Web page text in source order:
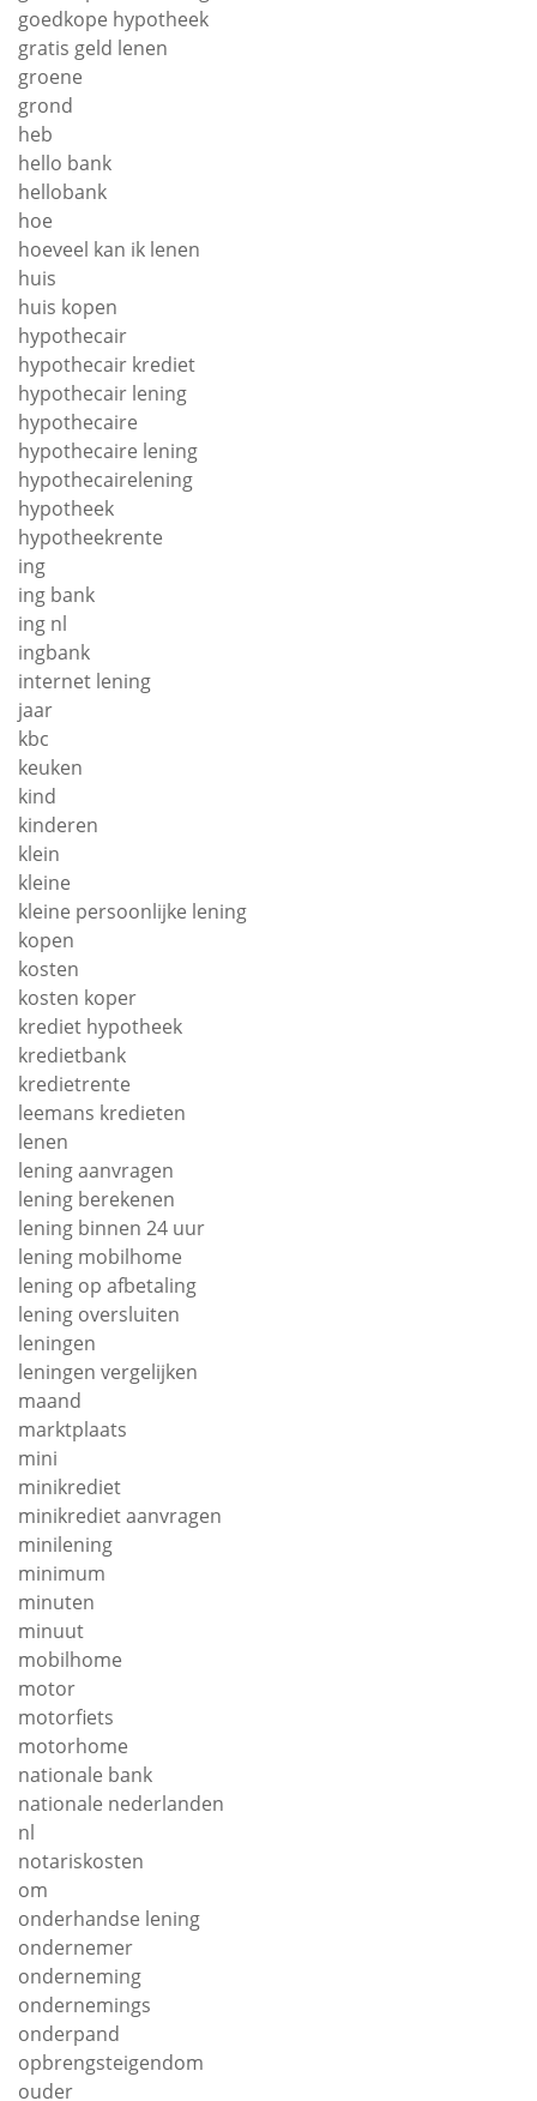
goedkope hypotheek
gratis geld lenen
groene
grond
heb
hello bank
hellobank
hoe
hoeveel kan ik lenen
huis
huis kopen
hypothecair
hypothecair krediet
hypothecair lening
hypothecaire
hypothecaire lening
hypothecairelening
hypotheek
hypotheekrente
ing
ing bank
ing nl
ingbank
internet lening
jaar
kbc
keuken
kind
kinderen
klein
kleine
kleine persoonlijke lening
kopen
kosten
kosten koper
krediet hypotheek
kredietbank
kredietrente
leemans kredieten
lenen
lening aanvragen
lening berekenen
lening binnen 24 uur
lening mobilhome
lening op afbetaling
lening oversluiten
leningen
leningen vergelijken
maand
marktplaats
mini
minikrediet
minikrediet aanvragen
minilening
minimum
minuten
minuut
mobilhome
motor
motorfiets
motorhome
nationale bank
nationale nederlanden
nl
notariskosten
om
onderhandse lening
ondernemer
onderneming
ondernemings
onderpand
opbrengsteigendom
ouder